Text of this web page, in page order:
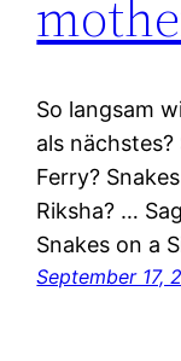
So langsam
als nächstes?
Ferry?
Riksha? …
Snakes on a
September 17,